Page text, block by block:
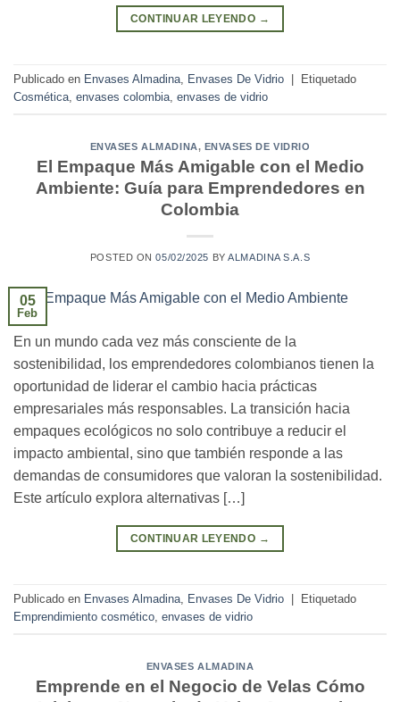
CONTINUAR LEYENDO →
Publicado en Envases Almadina Envases De Vidrio
Etiquetado
Cosmética envases colombia envases de vidrio
ENVASES ALMADINA, ENVASES DE VIDRIO
El Empaque Más Amigable con el Medio
Ambiente: Guía para Emprendedores en
Colombia
POSTED ON05/02/2025 BYALMADINA S.A.S
05
Feb
En un mundo cada vez más consciente de la
sostenibilidad, los emprendedores colombianos tienen la
oportunidad de liderar el cambio hacia prácticas
empresariales más responsables. La transición hacia
empaques ecológicos no solo contribuye a reducir el
impacto ambiental, sino que también responde a las
demandas de consumidores que valoran la sostenibilidad.
Este artículo explora alternativas […]
CONTINUAR LEYENDO →
Publicado en Envases Almadina Envases De Vidrio
Etiquetado
Emprendimiento cosmético envases de vidrio
ENVASES ALMADINA
Emprende en el Negocio de Velas Cómo